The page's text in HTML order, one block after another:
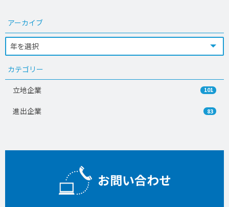
アーカイブ
カテゴリー
立地企業 101
進出企業 83
お問い合わせ